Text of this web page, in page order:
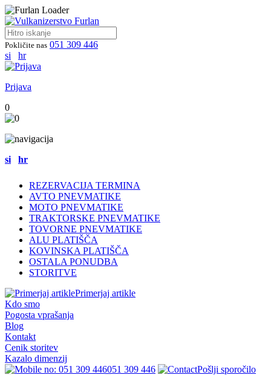
Pokličite nas 051 309 446
si
hr
Prijava
0
si hr
REZERVACIJA TERMINA
AVTO PNEVMATIKE
MOTO PNEVMATIKE
TRAKTORSKE PNEVMATIKE
TOVORNE PNEVMATIKE
ALU PLATIŠČA
KOVINSKA PLATIŠČA
OSTALA PONUDBA
STORITVE
Primerjaj artikle
Kdo smo
Pogosta vprašanja
Blog
Kontakt
Cenik storitev
Kazalo dimenzij
051 309 446
Pošlji sporočilo